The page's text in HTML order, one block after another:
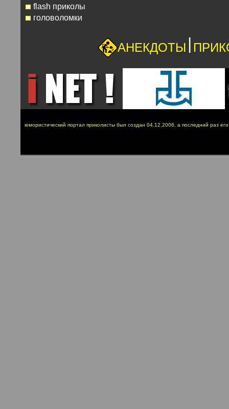
flash приколы
головоломки
АНЕКДОТЫ |
юмористический портал приколисты был создан 04.12.2006, а последний раз